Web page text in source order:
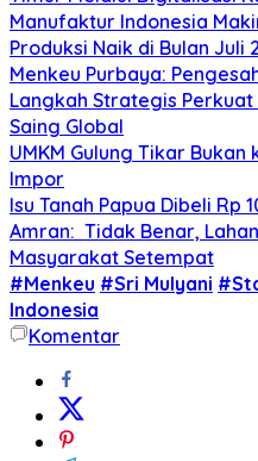
Manufaktur Indonesia
Produksi Naik di Bulan Juli
Menkeu Purbaya:
Langkah Strategis
Saing Global
UMKM Gulung Tikar
Impor
Isu Tanah Papua Dibeli Rp
Amran: Tidak Benar,
Masyarakat Setempat
#Menkeu #Sri Mulyani
Indonesia
Komentar